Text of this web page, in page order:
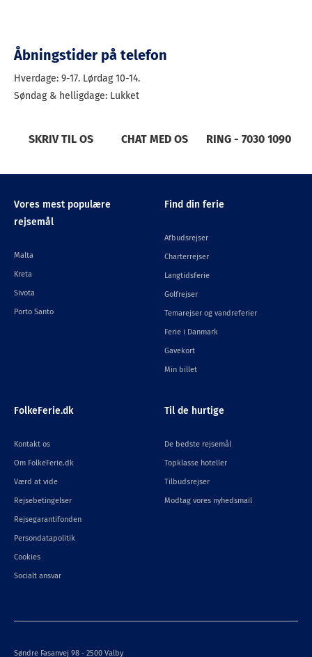
Åbningstider på telefon
Hverdage: 9-17. Lørdag 10-14.
Søndag & helligdage: Lukket
SKRIV TIL OS CHAT MED OS RING - 7030 1090
Vores mest populære
rejsemål
Malta
Kreta
Sivota
Porto Santo
Find din ferie
Afbudsrejser
Charterrejser
Langtidsferie
Golfrejser
Temarejser og vandreferier
Ferie i Danmark
Gavekort
Min billet
FolkeFerie.dk
Kontakt os
Om FolkeFerie.dk
Værd at vide
Rejsebetingelser
Rejsegarantifonden
Persondatapolitik
Cookies
Socialt ansvar
Til de hurtige
De bedste rejsemål
Topklasse hoteller
Tilbudsrejser
Modtag vores nyhedsmail
Søndre Fasanvej 98 - 2500 Valby